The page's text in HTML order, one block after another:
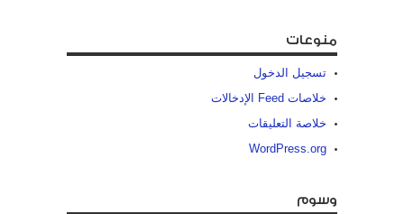
منوعات
تسجيل الدخول
خلاصات Feed الإدخالات
خلاصة التعليقات
WordPress.org
وسوم